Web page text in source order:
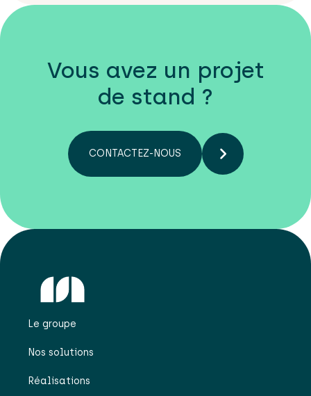
Vous avez un projet
de stand ?
CONTACTEZ-NOUS
Le groupe
Nos solutions
Réalisations